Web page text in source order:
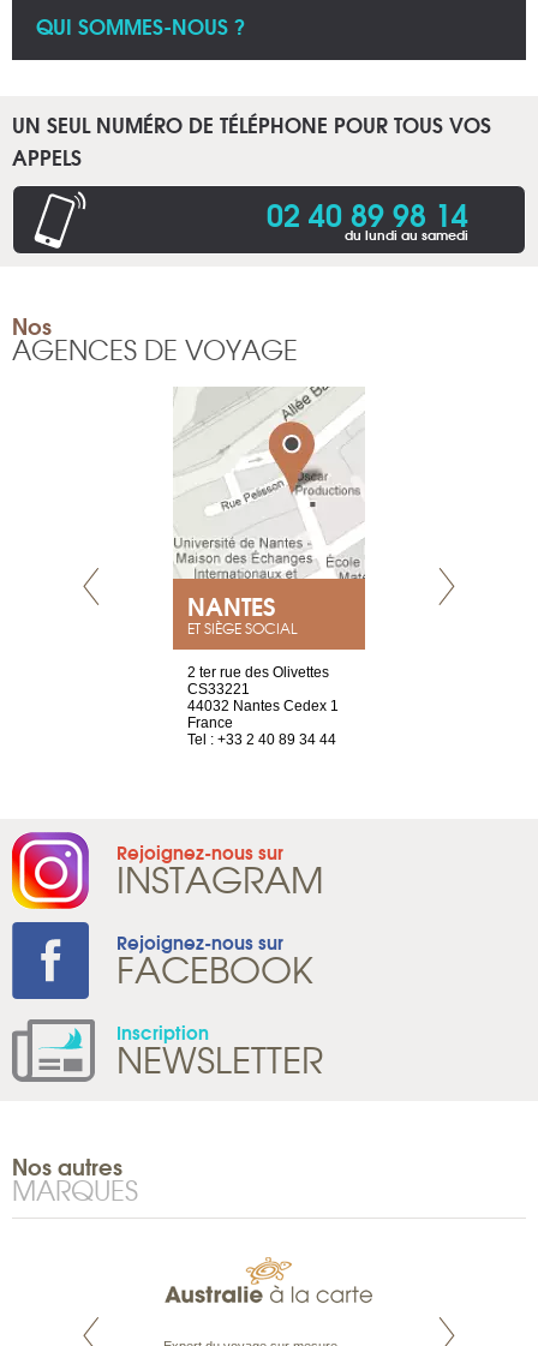
QUI SOMMES-NOUS ?
UN SEUL NUMÉRO DE TÉLÉPHONE POUR TOUS VOS
APPELS
02 40 89 98 14
du lundi au samedi
Nos
AGENCES DE VOYAGE
NANTES
ET SIÈGE SOCIAL
2 ter rue des Olivettes
CS33221
44032 Nantes Cedex 1
France
Tel : +33 2 40 89 34 44
Rejoignez-nous sur
INSTAGRAM
Rejoignez-nous sur
FACEBOOK
Inscription
NEWSLETTER
Nos autres
MARQUES